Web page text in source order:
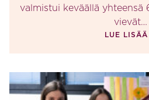
valmistui keväällä yhteensä
vievät…
LUE LISÄÄ